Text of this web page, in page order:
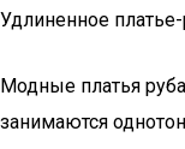
Удлиненное
Модные платья
занимаются